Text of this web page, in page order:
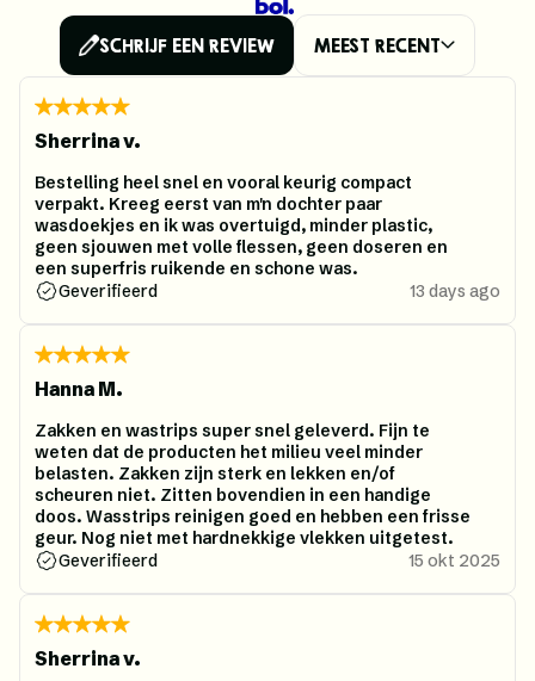
SCHRIJF EEN REVIEW MEEST RECENT
Sherrina v.
Bestelling heel snel en vooral keurig compact
verpakt. Kreeg eerst van m'n dochter paar
wasdoekjes en ik was overtuigd, minder plastic,
geen sjouwen met volle flessen, geen doseren en
een superfris ruikende en schone was.
Geverifieerd
13 days ago
Hanna M.
Zakken en wastrips super snel geleverd. Fijn te
weten dat de producten het milieu veel minder
belasten. Zakken zijn sterk en lekken en/of
scheuren niet. Zitten bovendien in een handige
doos. Wasstrips reinigen goed en hebben een frisse
geur. Nog niet met hardnekkige vlekken uitgetest.
Geverifieerd
15 okt 2025
Sherrina v.